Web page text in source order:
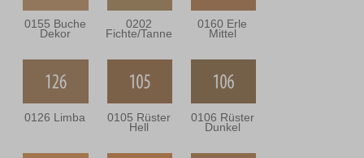
0155 Buche
Dekor
0202
Fichte/Tanne
0160 Erle
Mittel
0126 Limba 0105 Rüster
Hell
0106 Rüster
Dunkel